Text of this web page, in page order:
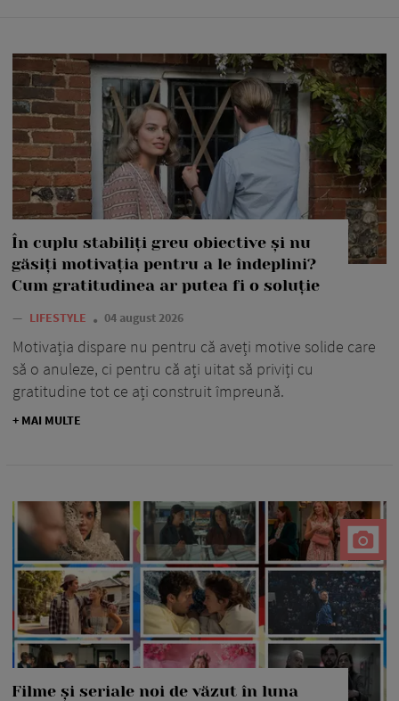
În cuplu stabiliți greu obiective și nu
găsiți motivația pentru a le îndeplini?
Cum gratitudinea ar putea fi o soluție
— LIFESTYLE 04 august 2026
Motivația dispare nu pentru că aveți motive solide care
să o anuleze, ci pentru că ați uitat să priviți cu
gratitudine tot ce ați construit împreună.
+ MAI MULTE
Filme și seriale noi de văzut în luna